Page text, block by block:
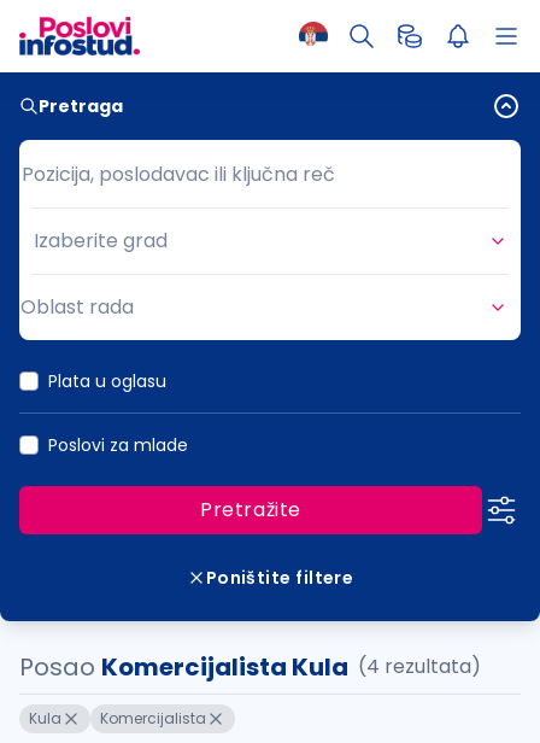
Pretraga
Pozicija, poslodavac ili ključna reč
Pozicija, poslodavac ili ključna reč
Grad
Izaberite grad
Oblast rada
Plata u oglasu
Poslovi za mlade
Pretražite
Poništite filtere
Posao Komercijalista Kula (4 rezultata)
Kula Komercijalista